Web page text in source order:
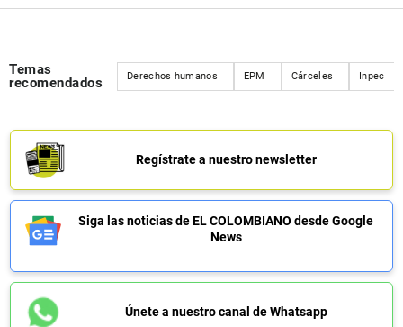
Temas
recomendados
Derechos humanos EPM Cárceles Inpec
Regístrate a nuestro newsletter
Siga las noticias de EL COLOMBIANO desde Google
News
Únete a nuestro canal de Whatsapp